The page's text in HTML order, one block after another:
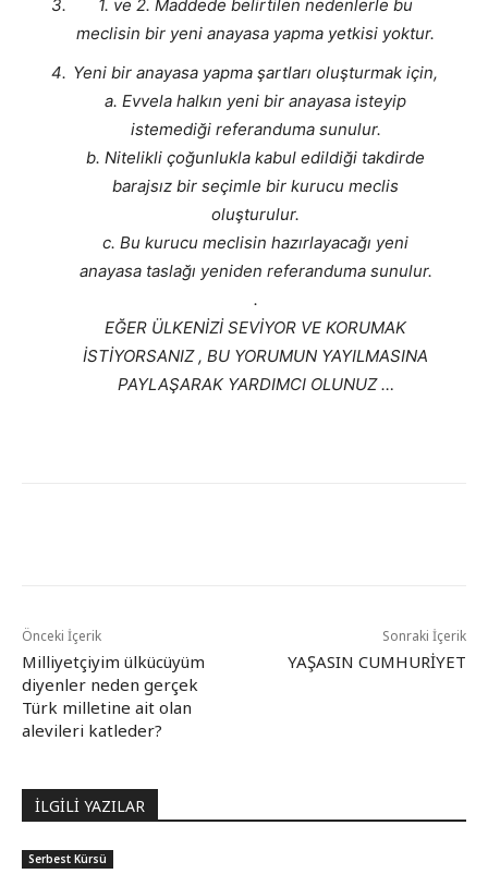
1. ve 2. Maddede belirtilen nedenlerle bu
meclisin bir yeni anayasa yapma yetkisi yoktur.
Yeni bir anayasa yapma şartları oluşturmak için,
a. Evvela halkın yeni bir anayasa isteyip
istemediği referanduma sunulur.
b. Nitelikli çoğunlukla kabul edildiği takdirde
barajsız bir seçimle bir kurucu meclis
oluşturulur.
c. Bu kurucu meclisin hazırlayacağı yeni
anayasa taslağı yeniden referanduma sunulur.
.
EĞER ÜLKENİZİ SEVİYOR VE KORUMAK
İSTİYORSANIZ , BU YORUMUN YAYILMASINA
PAYLAŞARAK YARDIMCI OLUNUZ …
Önceki İçerik
Milliyetçiyim ülkücüyüm
diyenler neden gerçek
Türk milletine ait olan
alevileri katleder?
Sonraki İçerik
YAŞASIN CUMHURİYET
İLGİLİ YAZILAR
Serbest Kürsü